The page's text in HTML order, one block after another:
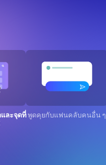
ละจุดที่พูดคุยกับแฟนคลับคนอื่น ๆ